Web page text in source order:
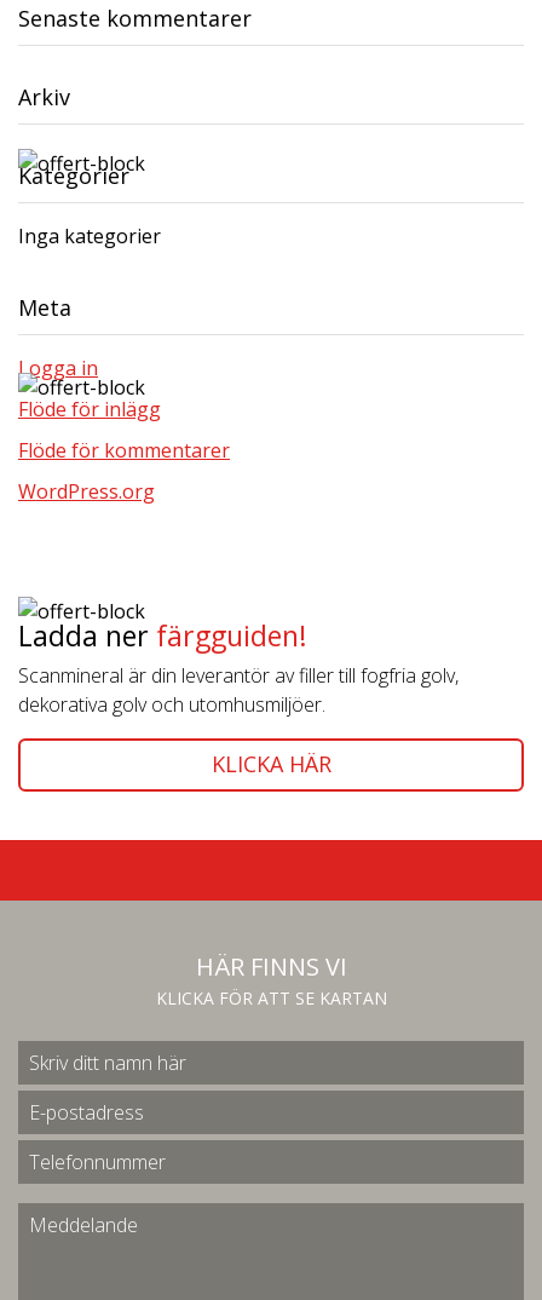
Senaste kommentarer
Arkiv
Kategorier
Inga kategorier
Meta
Logga in
Flöde för inlägg
Flöde för kommentarer
WordPress.org
Ladda ner färgguiden!
Scanmineral är din leverantör av filler till fogfria golv,
dekorativa golv och utomhusmiljöer.
KLICKA HÄR
HÄR FINNS VI
KLICKA FÖR ATT SE KARTAN